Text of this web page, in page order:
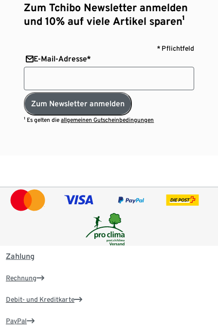
Zum Tchibo Newsletter anmelden
und 10% auf viele Artikel sparen¹
* Pflichtfeld
E-Mail-Adresse*
Zum Newsletter anmelden
¹ Es gelten dieallgemeinen Gutscheinbedingungen
Zahlung
Rechnung
Debit- und Kreditkarte
PayPal